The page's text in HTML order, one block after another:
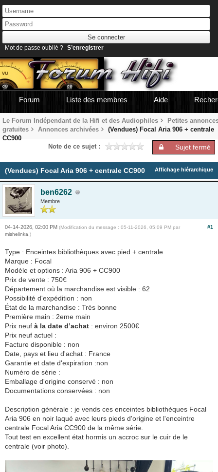
Mot de passe oublié ? S’enregistrer
Forum Liste des membres Aide
Le Forum Indépendant de la Hifi et des Audiophiles
Petites
gratuites
Annonces archivées
(Vendues) Focal Aria 906 + centrale
CC900
Sujet fermé
Note de ce sujet :
Affichage hiérarchique
(Vendues) Focal Aria 906 + centrale CC900
ben6262
Membre
#1
04-14-2026, 02:00 PM (Modification du message : 05-11-2026, 05:09 PM par
mishelinka .)
Type : Enceintes bibliothèques avec pied + centrale
Marque : Focal
Modèle et options : Aria 906 + CC900
Prix de vente : 750€
Département où la marchandise est visible : 62
Possibilité d'expédition : non
État de la marchandise : Très bonne
Première main : 2eme main
Prix neuf à la date d’achat : environ 2500€
Prix neuf actuel :
Facture disponible : non
Date, pays et lieu d'achat : France
Garantie et date d'expiration :non
Numéro de série :
Emballage d'origine conservé : non
Documentations conservées : non
Description générale : je vends ces enceintes bibliothèques Focal
Aria 906 en noir laqué avec leurs pieds d'origine et l'enceintre
centrale Focal Aria CC900 de la même série.
Tout test en excellent état hormis un accroc sur le cuir de le
centrale (voir photo).